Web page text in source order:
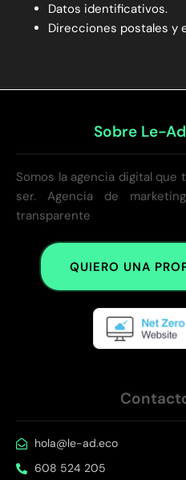
Datos identificativos.
Direcciones postales y
Sobre Le-
Somos la agencia digital que
ser. Agencia de
transparente
QUIERO UNA
hola@le-ad.eco
608 524 205